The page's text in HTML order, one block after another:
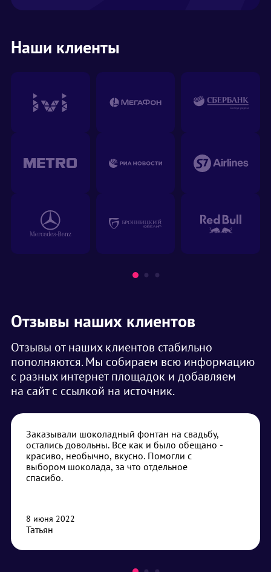
Наши клиенты
Отзывы наших клиентов
Отзывы от наших клиентов стабильно
пополняются. Мы собираем всю информацию
с разных интернет площадок и добавляем
на сайт с ссылкой на источник.
Заказывали шоколадный фонтан на свадьбу,
остались довольны. Все как и было обещано -
красиво, необычно, вкусно. Помогли с
выбором шоколада, за что отдельное
спасибо.
8 июня 2022
Татьян